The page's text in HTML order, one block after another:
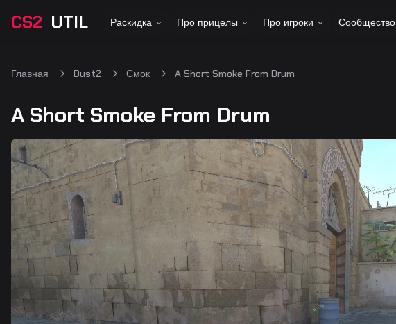
CS2 UTIL Раскидка Про прицелы Про игроки Сообщество
Главная Dust2 Смок A Short Smoke From Drum
A Short Smoke From Drum